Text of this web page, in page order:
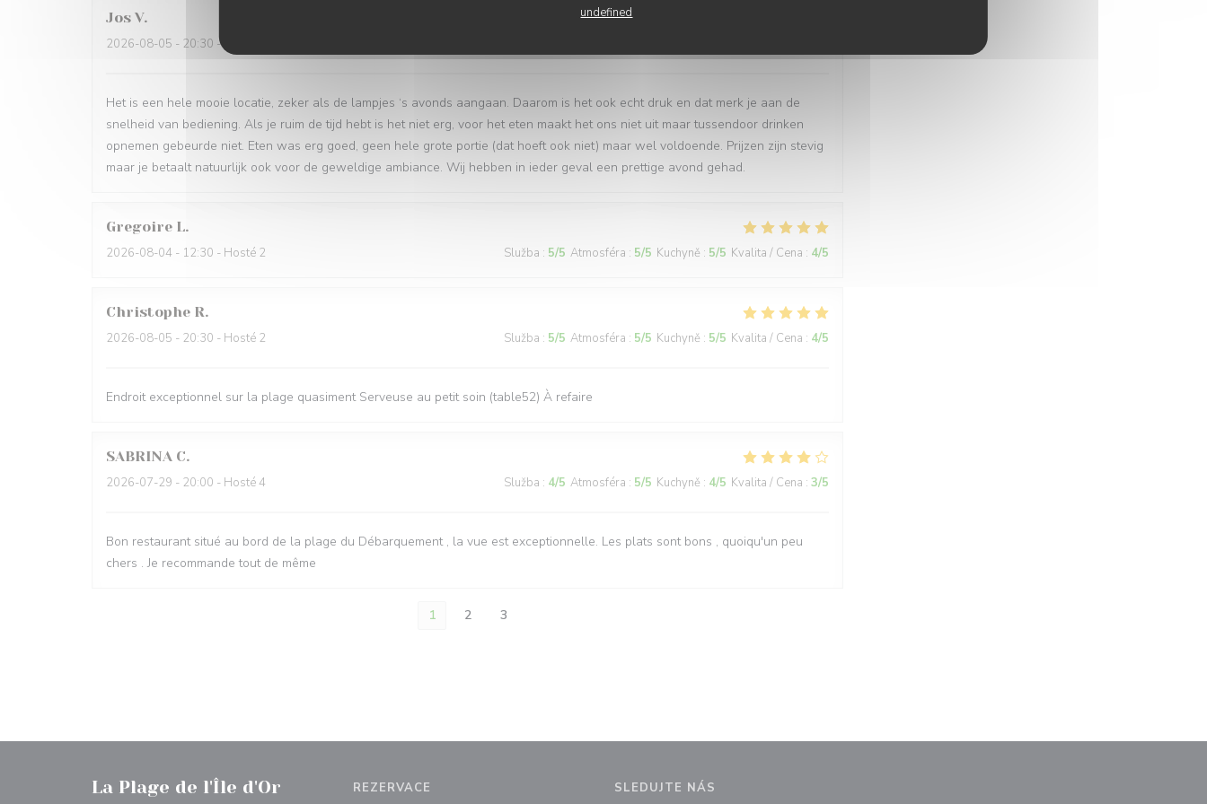
undefined
Jos V
2026-08-05 - 20:30 - Hosté 4
Het is een hele mooie locatie, zeker als de lampjes ‘s avonds aangaan. Daarom is het ook echt druk en dat merk je aan de
snelheid van bediening. Als je ruim de tijd hebt is het niet erg, voor het eten maakt het ons niet uit maar tussendoor drinken
opnemen gebeurde niet. Eten was erg goed, geen hele grote portie (dat hoeft ook niet) maar wel voldoende. Prijzen zijn stevig
maar je betaalt natuurlijk ook voor de geweldige ambiance. Wij hebben in ieder geval een prettige avond gehad.
Gregoire L
2026-08-04 - 12:30 - Hosté 2 Služba : 5/5 Atmosféra : 5/5 Kuchyně : 5/5 Kvalita / Cena : 4/5
Christophe R
2026-08-05 - 20:30 - Hosté 2 Služba : 5/5 Atmosféra : 5/5 Kuchyně : 5/5 Kvalita / Cena : 4/5
Endroit exceptionnel sur la plage quasiment Serveuse au petit soin (table52) À refaire
SABRINA C
2026-07-29 - 20:00 - Hosté 4 Služba : 4/5 Atmosféra : 5/5 Kuchyně : 4/5 Kvalita / Cena : 3/5
Bon restaurant situé au bord de la plage du Débarquement , la vue est exceptionnelle. Les plats sont bons , quoiqu'un peu
chers . Je recommande tout de même
1 2 3
La Plage de l'Île d'Or REZERVACE SLEDUJTE NÁS